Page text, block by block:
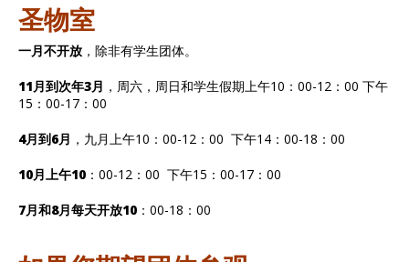
圣物室
一月不开放 ，除非有学生团体。
11月到次年3月 ，周六，周日和学生假期上午10：00-12：00 下午
15：00-17：00
4月到6月 ，九月上午10：00-12：00 下午14：00-18：00
10月上午10 ：00-12：00 下午15：00-17：00
7月和8月每天开放10 ：00-18：00